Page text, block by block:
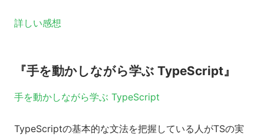
詳しい感想
『手を動かしながら学ぶ TypeScript』
手を動かしながら学ぶ TypeScript
TypeScriptの基本的な文法を把握している人がTSの実